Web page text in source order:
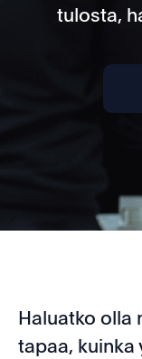
tulosta,
Haluatko olla
tapaa, kuinka